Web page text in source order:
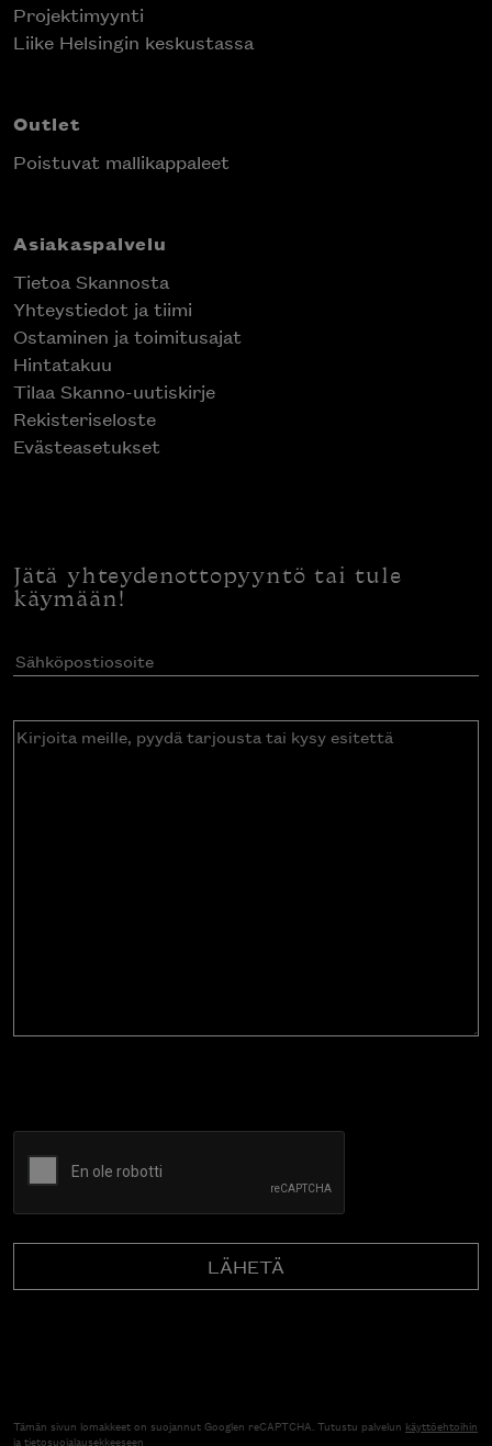
Projektimyynti
Liike Helsingin keskustassa
Outlet
Poistuvat mallikappaleet
Asiakaspalvelu
Tietoa Skannosta
Yhteystiedot ja tiimi
Ostaminen ja toimitusajat
Hintatakuu
Tilaa Skanno-uutiskirje
Rekisteriseloste
Evästeasetukset
Jätä yhteydenottopyyntö tai tule
käymään!
Sähköpostiosoite(Pakollinen)
Kirjoita
Tämän sivun lomakkeet on suojannut Googlen reCAPTCHA. Tutustu palvelun käyttöehtoihin
jatietosuojalausekkeeseen